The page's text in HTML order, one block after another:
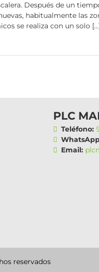
Después de un
habitualmente las
se realiza con un solo
PLC
Teléfono:
Email:
reservados